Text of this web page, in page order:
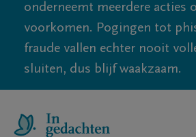
onderneemt meerdere acties
voorkomen. Pogingen tot
fraude vallen echter nooit
sluiten, dus blijf waakzaam.